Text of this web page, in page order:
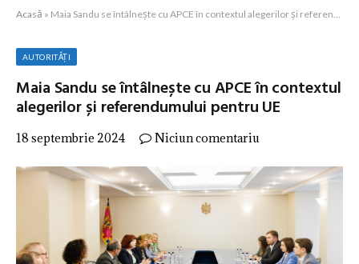
Acasă » Maia Sandu se întâlnește cu APCE în contextul alegerilor și referendumului pentru UE
AUTORITĂȚI
Maia Sandu se întâlnește cu APCE în contextul
alegerilor și referendumului pentru UE
18 septembrie 2024 Niciun comentariu